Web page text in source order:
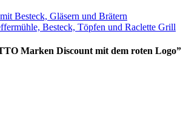
Besteck, Gläsern und Brätern
Besteck, Töpfen und Raclette Grill
Marken Discount mit dem roten Logo”